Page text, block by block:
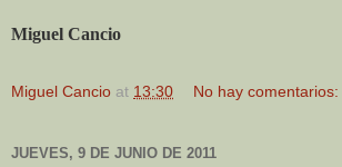
Miguel Cancio
Miguel Cancio at 13:30 No hay comentarios:
JUEVES, 9 DE JUNIO DE 2011